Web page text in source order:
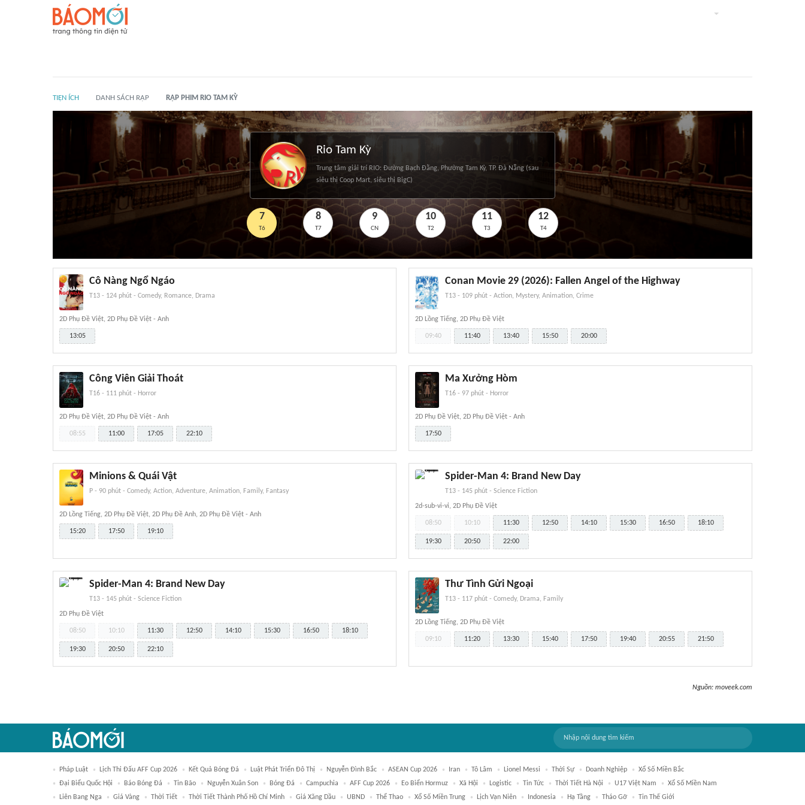
TIỆN ÍCH DANH SÁCH RẠP RẠP PHIM RIO TAM KỲ
Rio Tam Kỳ
Trung tâm giải trí RIO: Đường Bạch Đằng, Phường Tam Kỳ, TP. Đà Nẵng (sau
siêu thị Coop Mart, siêu thị BigC)
7
T6
8
T7
9
CN
10
T2
11
T3
12
T4
Cô Nàng Ngổ Ngáo
T13 - 124 phút - Comedy, Romance, Drama
2D Phụ Đề Việt, 2D Phụ Đề Việt - Anh
13:05
Conan Movie 29 (2026): Fallen Angel of the Highway
T13 - 109 phút - Action, Mystery, Animation, Crime
2D Lồng Tiếng, 2D Phụ Đề Việt
09:40 11:40 13:40 15:50 20:00
Công Viên Giải Thoát
T16 - 111 phút - Horror
2D Phụ Đề Việt, 2D Phụ Đề Việt - Anh
08:55 11:00 17:05 22:10
Ma Xưởng Hòm
T16 - 97 phút - Horror
2D Phụ Đề Việt, 2D Phụ Đề Việt - Anh
17:50
Minions & Quái Vật
P - 90 phút - Comedy, Action, Adventure, Animation, Family, Fantasy
2D Lồng Tiếng, 2D Phụ Đề Việt, 2D Phụ Đề Anh, 2D Phụ Đề Việt - Anh
15:20 17:50 19:10
Spider-Man 4: Brand New Day
T13 - 145 phút - Science Fiction
2d-sub-vi-vi, 2D Phụ Đề Việt
08:50 10:10 11:30 12:50 14:10 15:30 16:50 18:10
19:30 20:50 22:00
Spider-Man 4: Brand New Day
T13 - 145 phút - Science Fiction
2D Phụ Đề Việt
08:50 10:10 11:30 12:50 14:10 15:30 16:50 18:10
19:30 20:50 22:10
Thư Tình Gửi Ngoại
T13 - 117 phút - Comedy, Drama, Family
2D Lồng Tiếng, 2D Phụ Đề Việt
09:10 11:20 13:30 15:40 17:50 19:40 20:55 21:50
Nguồn: moveek.com
Pháp Luật Lịch Thi Đấu AFF Cup 2026 Kết Quả Bóng Đá Luật Phát Triển Đô Thị Nguyễn Đình Bắc ASEAN Cup 2026 Iran Tô Lâm Lionel Messi Thời Sự Doanh Nghiệp
Xổ Số Miền Bắc
Đại Biểu Quốc Hội
Báo Bóng Đá Tin Bão Nguyễn Xuân Son Bóng Đá Campuchia AFF Cup 2026 Eo Biển Hormuz Xã Hội Logistic Tin Tức Thời Tiết Hà Nội U17 Việt Nam
Xổ Số Miền Nam
Liên Bang Nga
Giá Vàng Thời Tiết Thời Tiết Thành Phố Hồ Chí Minh Giá Xăng Dầu UBND Thể Thao Xổ Số Miền Trung Lịch Vạn Niên Indonesia Hạ Tầng Tháo Gỡ Tin Thế Giới